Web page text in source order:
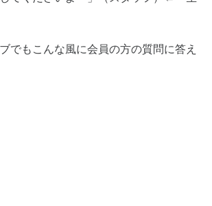
でもこんな風に会員の方の質問に答え